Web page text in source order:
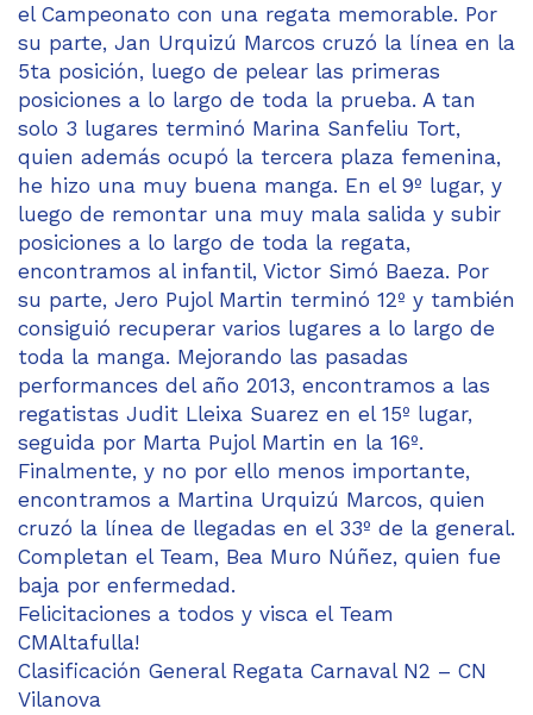
el Campeonato con una regata memorable. Por
su parte, Jan Urquizú Marcos cruzó la línea en la
5ta posición, luego de pelear las primeras
posiciones a lo largo de toda la prueba. A tan
solo 3 lugares terminó Marina Sanfeliu Tort,
quien además ocupó la tercera plaza femenina,
he hizo una muy buena manga. En el 9º lugar, y
luego de remontar una muy mala salida y subir
posiciones a lo largo de toda la regata,
encontramos al infantil, Victor Simó Baeza. Por
su parte, Jero Pujol Martin terminó 12º y también
consiguió recuperar varios lugares a lo largo de
toda la manga. Mejorando las pasadas
performances del año 2013, encontramos a las
regatistas Judit Lleixa Suarez en el 15º lugar,
seguida por Marta Pujol Martin en la 16º.
Finalmente, y no por ello menos importante,
encontramos a Martina Urquizú Marcos, quien
cruzó la línea de llegadas en el 33º de la general.
Completan el Team, Bea Muro Núñez, quien fue
baja por enfermedad.
Felicitaciones a todos y visca el Team
CMAltafulla!
Clasificación General Regata Carnaval N2 – CN
Vilanova